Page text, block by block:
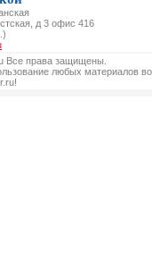
д 3 офис 416
Все права защищены.
любых материалов